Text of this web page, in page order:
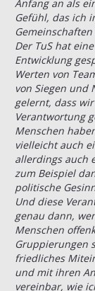
Anfang an als
Gefühl, das ich
Der TuS hat
Entwicklung
Werten von
von Siegen und
gelernt, dass
Verantwortung
Menschen
vielleicht auch
allerdings auch
zum Beispiel
politische
Und diese
genau dann,
Menschen
Gruppierungen
friedliches
und mit ihren
vereinbar, wie